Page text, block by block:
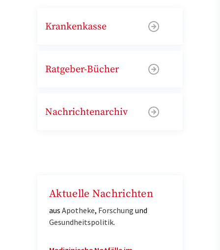
Krankenkasse
Ratgeber-Bücher
Nachrichtenarchiv
Aktuelle Nachrichten
aus Apotheke, Forschung und
Gesundheitspolitik.